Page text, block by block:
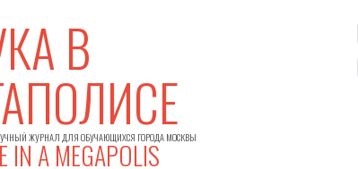
В
ЖУРНАЛ ДЛЯ ОБУЧАЮЩИХСЯ ГОРОДА МОСКВЫ
IN A MEGAPOLIS